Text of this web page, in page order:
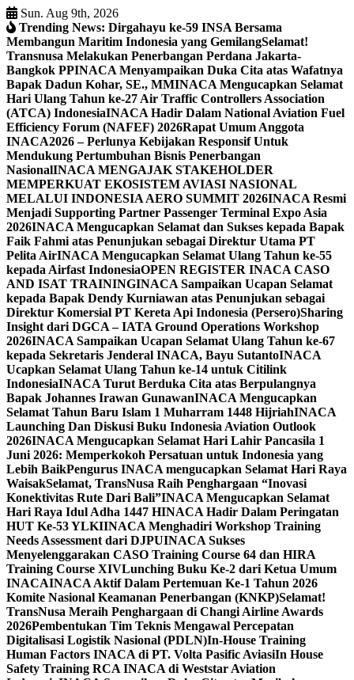
Skip
to
content
Sun. Aug 9th, 2026
Trending News: Dirgahayu ke-59 INSA Bersama
Membangun Maritim Indonesia yang GemilangSelamat!
Transnusa Melakukan Penerbangan Perdana Jakarta-
Bangkok PPINACA Menyampaikan Duka Cita atas Wafatnya
Bapak Dadun Kohar, SE., MMINACA Mengucapkan Selamat
Hari Ulang Tahun ke-27 Air Traffic Controllers Association
(ATCA) IndonesiaINACA Hadir Dalam National Aviation Fuel
Efficiency Forum (NAFEF) 2026Rapat Umum Anggota
INACA2026 – Perlunya Kebijakan Responsif Untuk
Mendukung Pertumbuhan Bisnis Penerbangan
NasionalINACA MENGAJAK STAKEHOLDER
MEMPERKUAT EKOSISTEM AVIASI NASIONAL
MELALUI INDONESIA AERO SUMMIT 2026INACA Resmi
Menjadi Supporting Partner Passenger Terminal Expo Asia
2026INACA Mengucapkan Selamat dan Sukses kepada Bapak
Faik Fahmi atas Penunjukan sebagai Direktur Utama PT
Pelita AirINACA Mengucapkan Selamat Ulang Tahun ke-55
kepada Airfast IndonesiaOPEN REGISTER INACA CASO
AND ISAT TRAININGINACA Sampaikan Ucapan Selamat
kepada Bapak Dendy Kurniawan atas Penunjukan sebagai
Direktur Komersial PT Kereta Api Indonesia (Persero)Sharing
Insight dari DGCA – IATA Ground Operations Workshop
2026INACA Sampaikan Ucapan Selamat Ulang Tahun ke-67
kepada Sekretaris Jenderal INACA, Bayu SutantoINACA
Ucapkan Selamat Ulang Tahun ke-14 untuk Citilink
IndonesiaINACA Turut Berduka Cita atas Berpulangnya
Bapak Johannes Irawan GunawanINACA Mengucapkan
Selamat Tahun Baru Islam 1 Muharram 1448 HijriahINACA
Launching Dan Diskusi Buku Indonesia Aviation Outlook
2026INACA Mengucapkan Selamat Hari Lahir Pancasila 1
Juni 2026: Memperkokoh Persatuan untuk Indonesia yang
Lebih BaikPengurus INACA mengucapkan Selamat Hari Raya
WaisakSelamat, TransNusa Raih Penghargaan “Inovasi
Konektivitas Rute Dari Bali”INACA Mengucapkan Selamat
Hari Raya Idul Adha 1447 HINACA Hadir Dalam Peringatan
HUT Ke-53 YLKIINACA Menghadiri Workshop Training
Needs Assessment dari DJPUINACA Sukses
Menyelenggarakan CASO Training Course 64 dan HIRA
Training Course XIVLunching Buku Ke-2 dari Ketua Umum
INACAINACA Aktif Dalam Pertemuan Ke-1 Tahun 2026
Komite Nasional Keamanan Penerbangan (KNKP)Selamat!
TransNusa Meraih Penghargaan di Changi Airline Awards
2026Pembentukan Tim Teknis Mengawal Percepatan
Digitalisasi Logistik Nasional (PDLN)In-House Training
Human Factors INACA di PT. Volta Pasific AviasiIn House
Safety Training RCA INACA di Weststar Aviation